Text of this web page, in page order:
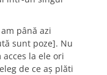
până azi
sunt poze]. Nu
la ele ori
de ce aş plăti